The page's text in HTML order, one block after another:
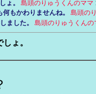
ょ。 島頭のりゅうくんのママ
もかわりませんね。
島頭の
ました。
島頭のりゅうくんの
ょ。